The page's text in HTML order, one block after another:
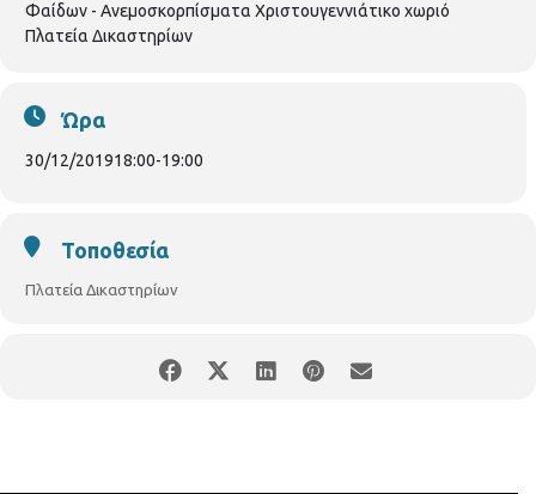
Φαίδων - Ανεμοσκορπίσματα Χριστουγεννιάτικο χωριό
Πλατεία Δικαστηρίων
Ώρα
30/12/201918:00-19:00
Τοποθεσία
Πλατεία Δικαστηρίων